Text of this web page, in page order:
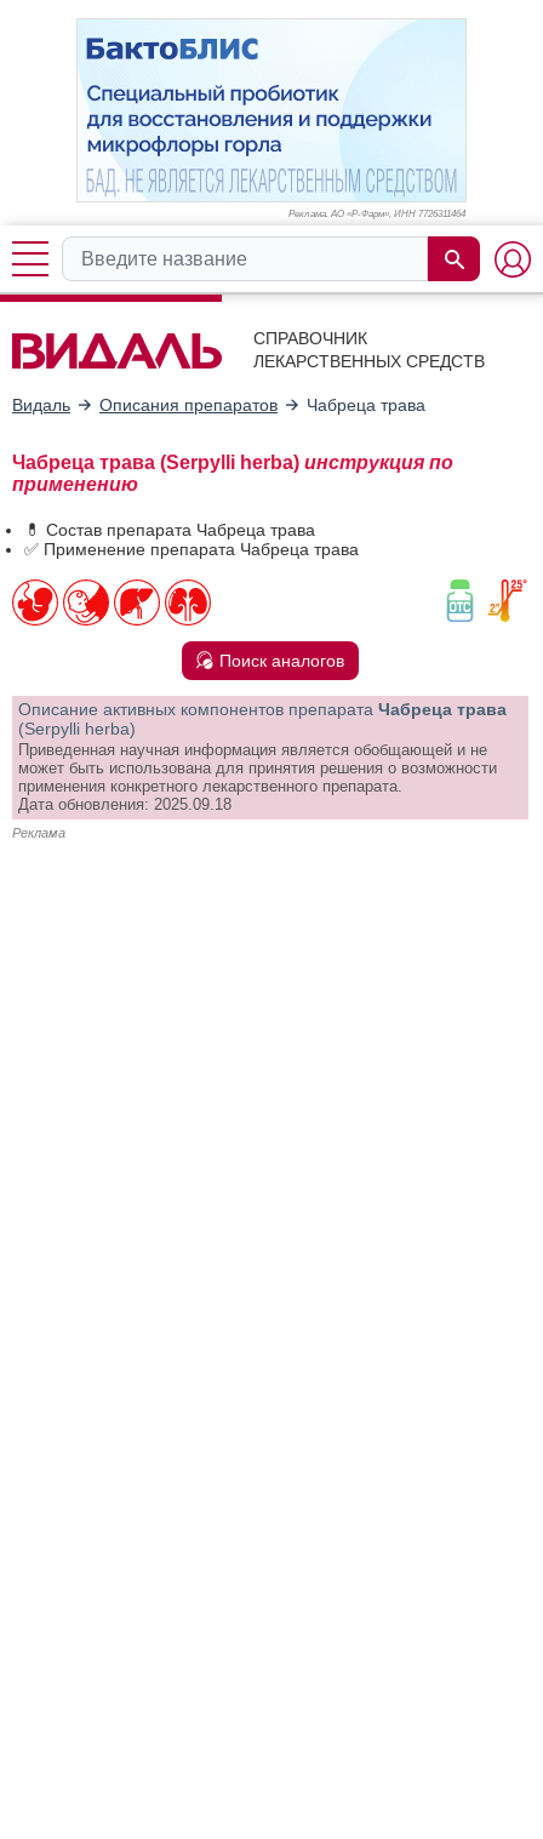
Реклама. АО «Р-Фарм», ИНН 7726311464
СПРАВОЧНИК
ЛЕКАРСТВЕННЫХ СРЕДСТВ
Видаль Описания препаратов Чабреца трава
Чабреца трава (Serpylli herba) инструкция по
применению
💊 Состав препарата Чабреца трава
✅ Применение препарата Чабреца трава
Поиск аналогов
Описание активных компонентов препарата Чабреца трава
(Serpylli herba)
Приведенная научная информация является обобщающей и не
может быть использована для принятия решения о возможности
применения конкретного лекарственного препарата.
Дата обновления: 2025.09.18
Реклама